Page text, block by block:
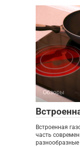
Обзоры
Встроенная
часть